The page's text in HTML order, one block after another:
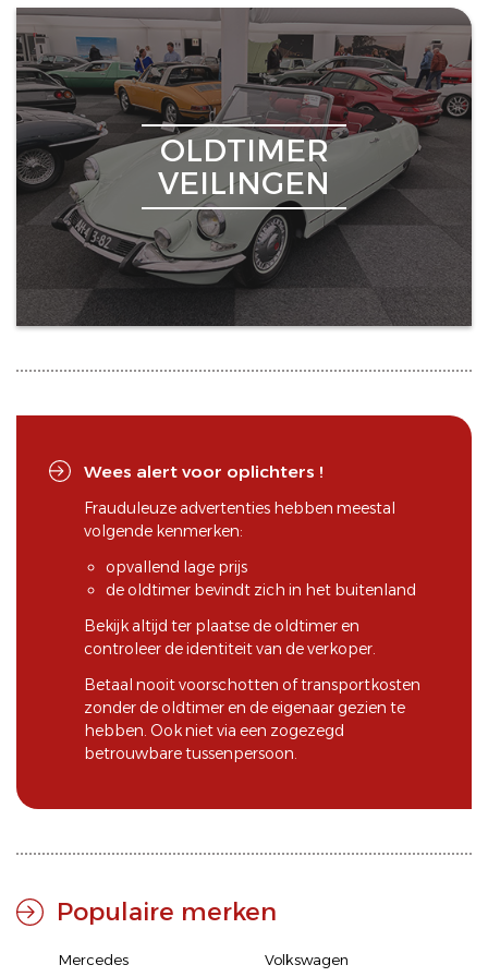
OLDTIMER
VEILINGEN
Wees alert voor oplichters !
Frauduleuze advertenties hebben meestal
volgende kenmerken:
opvallend lage prijs
de oldtimer bevindt zich in het buitenland
Bekijk altijd ter plaatse de oldtimer en
controleer de identiteit van de verkoper.
Betaal nooit voorschotten of transportkosten
zonder de oldtimer en de eigenaar gezien te
hebben. Ook niet via een zogezegd
betrouwbare tussenpersoon.
Populaire merken
Mercedes
Volkswagen